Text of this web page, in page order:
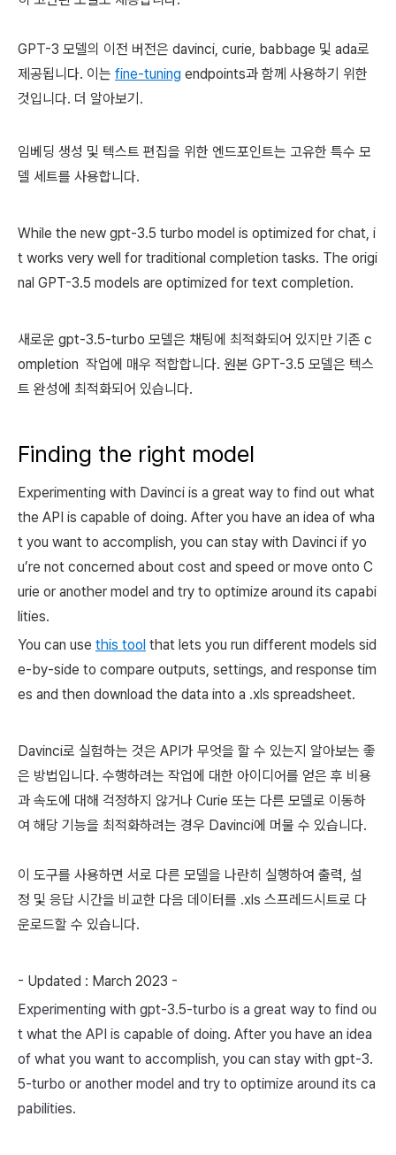
GPT-3 모델의 이전 버전은 davinci, curie, babbage 및 ada로
제공됩니다. 이는 fine-tuning endpoints과 함께 사용하기 위한
것입니다. 더 알아보기.
임베딩 생성 및 텍스트 편집을 위한 엔드포인트는 고유한 특수 모
델 세트를 사용합니다.
While the new gpt-3.5 turbo model is optimized for chat, i
t works very well for traditional completion tasks. The origi
nal GPT-3.5 models are optimized for text completion.
새로운 gpt-3.5-turbo 모델은 채팅에 최적화되어 있지만 기존 c
ompletion 작업에 매우 적합합니다. 원본 GPT-3.5 모델은 텍스
트 완성에 최적화되어 있습니다.
Finding the right model
Experimenting with Davinci is a great way to find out what
the API is capable of doing. After you have an idea of wha
t you want to accomplish, you can stay with Davinci if yo
u’re not concerned about cost and speed or move onto C
urie or another model and try to optimize around its capabi
lities.
You can use this tool that lets you run different models sid
e-by-side to compare outputs, settings, and response tim
es and then download the data into a .xls spreadsheet.
Davinci로 실험하는 것은 API가 무엇을 할 수 있는지 알아보는 좋
은 방법입니다. 수행하려는 작업에 대한 아이디어를 얻은 후 비용
과 속도에 대해 걱정하지 않거나 Curie 또는 다른 모델로 이동하
여 해당 기능을 최적화하려는 경우 Davinci에 머물 수 있습니다.
이 도구를 사용하면 서로 다른 모델을 나란히 실행하여 출력, 설
정 및 응답 시간을 비교한 다음 데이터를 .xls 스프레드시트로 다
운로드할 수 있습니다.
- Updated : March 2023 -
Experimenting with gpt-3.5-turbo is a great way to find ou
t what the API is capable of doing. After you have an idea
of what you want to accomplish, you can stay with gpt-3.
5-turbo or another model and try to optimize around its ca
pabilities.